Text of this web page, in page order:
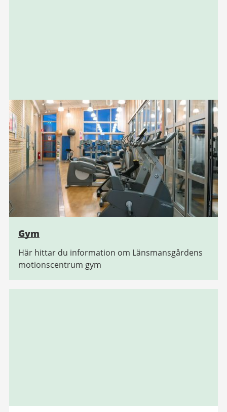
Gym
Här hittar du information om Länsmansgårdens
motionscentrum gym